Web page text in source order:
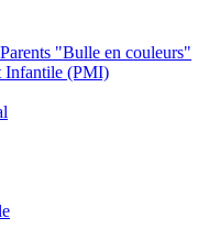
"Bulle en couleurs"
Infantile (PMI)